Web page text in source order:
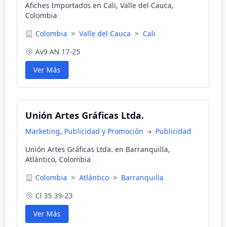
Afiches Importados en Cali, Valle del Cauca,
Colombia
Colombia > Valle del Cauca > Cali
Av9 AN 17-25
Ver Más
Unión Artes Gráficas Ltda.
Marketing, Publicidad y Promoción
Publicidad
Unión Artes Gráficas Ltda. en Barranquilla,
Atlántico, Colombia
Colombia > Atlántico > Barranquilla
Cl 35 39-23
Ver Más